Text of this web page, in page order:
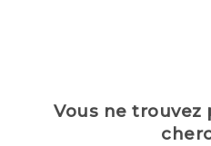
Vous ne trouvez